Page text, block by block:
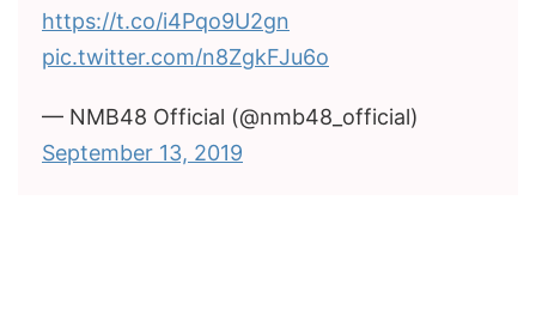
https://t.co/i4Pqo9U2gn
pic.twitter.com/n8ZgkFJu6o
— NMB48 Official (@nmb48_official)
September 13, 2019